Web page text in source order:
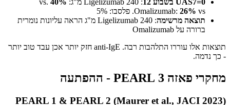
UAS7=0 בשבוע 12
: Ligelizumab 240 מ"ג: 40%
vs.
Omalizumab: 26% vs. פלסבו: 5%
תוצאה מרשימה
: Ligelizumab 240 מ"ג הראה עליונות נומרית
ברורה על Omalizumab
תוצאות אלו עוררו התלהבות רבה. anti-IgE חזק יותר אכן עבד טוב יותר
- כך נדמה.
מחקרי פאזה 3 PEARL - ההפתעה
PEARL 1 & PEARL 2 (Maurer et al., JACI 2023)